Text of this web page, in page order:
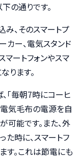
の通りです。
み、そのスマートプ
カー、電気スタンド
マートフォンやスマ
ります。
「毎朝7時にコーヒ
気毛布の電源を自
可能です。また、外
た時に、スマートフ
す。これは節電にも